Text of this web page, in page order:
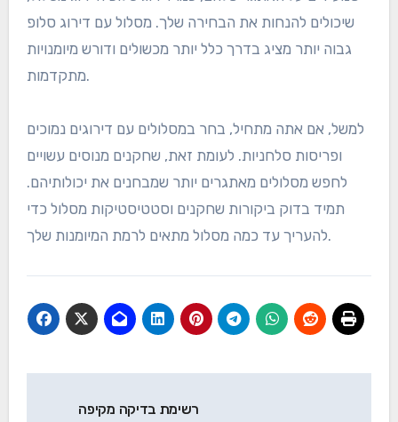
למשל, אם המטרה שלך היא להוריד את ההנדיקאפ שלך,
חפש מסלולים שמציעים מגוון אתגרים, כמו אורכי חורים
שונים ומכשולים. לחלופין, אם אתה מתמקד במשחק חברתי,
שלהם.
הערכת קושי המסלול ורמת
המיומנות של השחקן
לרמת המיומנות שלך. למסלולים יש לעיתים קרובות דירוגים
שמעידים על האתגר שלהם, כמו דירוג סלופ ודירוג מסלול,
שיכולים להנחות את הבחירה שלך. מסלול עם דירוג סלופ